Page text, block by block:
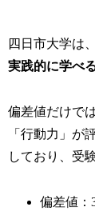
四日市大学は
実践的に学べ
偏差値だけで
「行動力」が
しており、受
偏差値：